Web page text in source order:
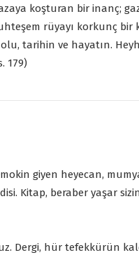
koşturan bir inanç;
rüyayı korkunç bir
tarihin ve hayatın.
179)
giyen heyecan,
Kitap, beraber yaşar
Dergi, hür tefekkürün